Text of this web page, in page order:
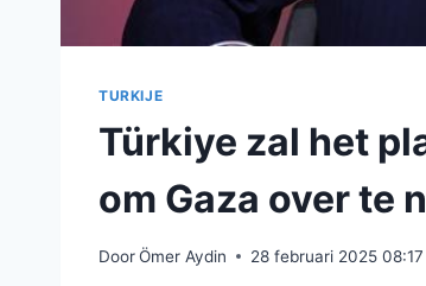
TURKIJE
Türkiye zal het
om Gaza over te
DoorÖmer Aydin 28 februari 2025 08:17